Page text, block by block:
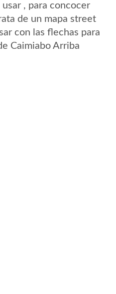
usar , para concocer
de un mapa street
con las flechas para
Caimiabo Arriba